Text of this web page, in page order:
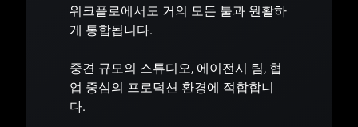
워크플로에서도 거의 모든 툴과 원활하
게 통합됩니다.
중견 규모의 스튜디오, 에이전시 팀, 협
업 중심의 프로덕션 환경에 적합합니
다.